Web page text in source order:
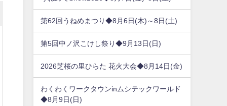
第62回うねめまつり◆8月6日(木)～8日(土)
第5回中ノ沢こけし祭り◆9月13日(日)
2026芝桜の里ひらた 花火大会◆8月14日(金)
わくわくワークタウンinムシテックワールド
◆8月9日(日)